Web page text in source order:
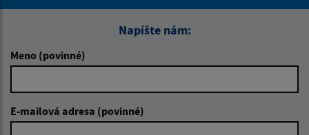
Napíšte nám:
Meno (povinné)
E-mailová adresa (povinné)